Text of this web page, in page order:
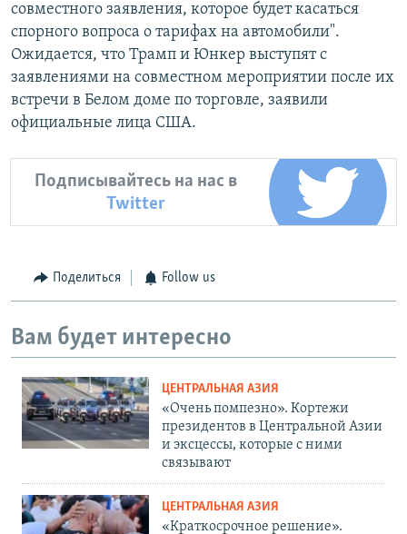
совместного заявления, которое будет касаться
спорного вопроса о тарифах на автомобили".
Ожидается, что Трамп и Юнкер выступят с
заявлениями на совместном мероприятии после их
встречи в Белом доме по торговле, заявили
официальные лица США.
Подписывайтесь на нас в
Twitter
Поделиться Follow us
Вам будет интересно
ЦЕНТРАЛЬНАЯ АЗИЯ
«Очень помпезно». Кортежи
президентов в Центральной Азии
и эксцессы, которые с ними
связывают
ЦЕНТРАЛЬНАЯ АЗИЯ
«Краткосрочное решение».